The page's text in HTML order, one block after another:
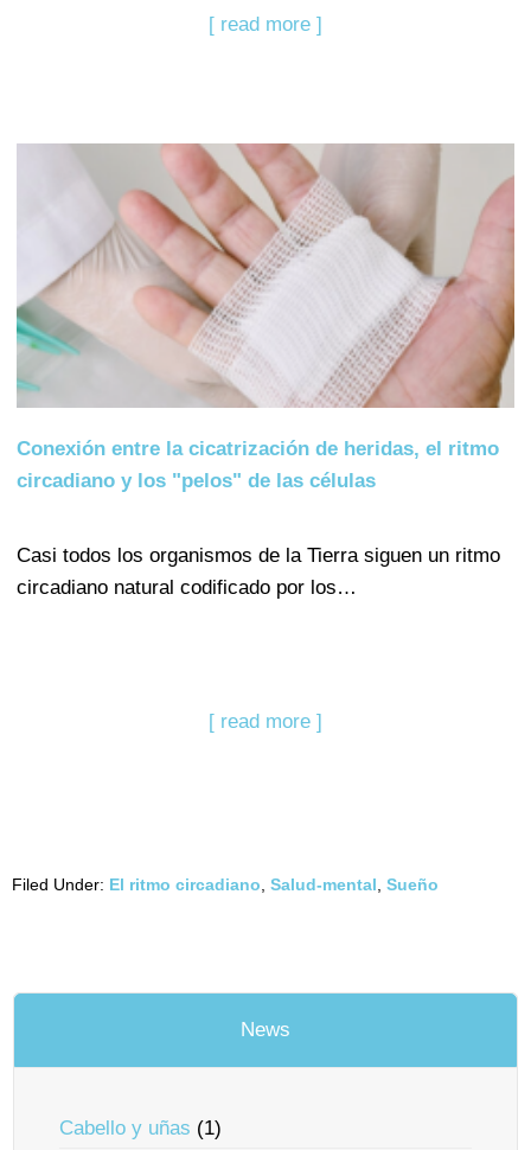
[ read more ]
Conexión entre la cicatrización de heridas, el ritmo
circadiano y los "pelos" de las células
Casi todos los organismos de la Tierra siguen un ritmo
circadiano natural codificado por los…
[ read more ]
Filed Under: El ritmo circadiano Salud-mental Sueño
News
Cabello y uñas (1)